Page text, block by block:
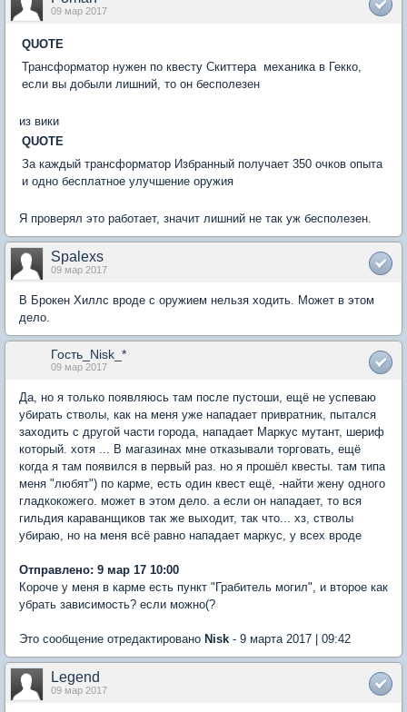
09 мар 2017
QUOTE
Трансформатор нyжен по квестy Скиттера  механика в Гекко,
если вы добыли лишний, то он бесполезен
из вики
QUOTE
За каждый трансформатор Избранный получает 350 очков опыта
и одно бесплатное улучшение оружия
Я проверял это работает, значит лишний не так уж бесполезен.
Spalexs
09 мар 2017
В Брокен Хиллс вроде с оружием нельзя ходить. Может в этом
дело.
Гость_Nisk_*
09 мар 2017
Да, но я только появляюсь там после пустоши, ещё не успеваю
убирать стволы, как на меня уже нападает привратник, пытался
заходить с другой части города, нападает Маркус мутант, шериф
который. хотя ... В магазинах мне отказывали торговать, ещё
когда я там появился в первый раз. но я прошёл квесты. там типа
меня "любят") по карме, есть один квест ещё, -найти жену одного
гладкокожего. может в этом дело. а если он нападает, то вся
гильдия караванщиков так же выходит, так что... хз, стволы
убираю, но на меня всё равно нападает маркус, у всех вроде
Отправлено: 9 мар 17 10:00
Короче у меня в карме есть пункт "Грабитель могил", и второе как
убрать зависимость? если можно(?
Это сообщение отредактировано Nisk - 9 марта 2017 | 09:42
Legend
09 мар 2017